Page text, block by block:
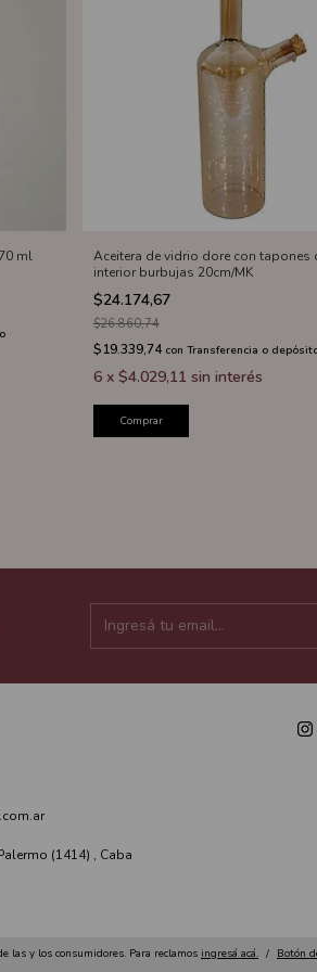
ml
Aceitera de vidrio dore con tapones
interior burbujas 20cm/MK
$24.174,67
$26.860,74
$19.339,74 con Transferencia o
6 x $4.029,11 sin interés
Comprar
(1414) , Caba
las y los consumidores. Para reclamos ingresá acá. / Botón